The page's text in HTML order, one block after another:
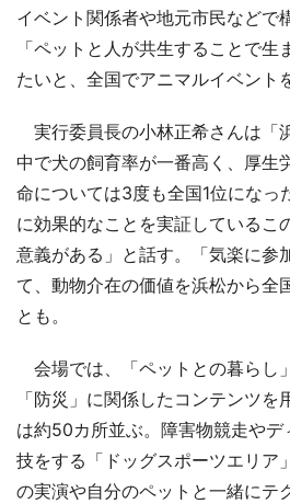
イベント関係者や地元市民などで
「ペットと人が共生することで生
たいと、全国でアニマルイベント
実行委員長の小林正希さんは「
中で犬の飼育率が一番高く、厚生
命については3度も全国1位になっ
に効果的なことを実証しているこ
意義がある」と話す。「気楽に参
て、動物介在の価値を浜松から全
とも。
会場では、「ペットとの暮らし
「防災」に関係したコンテンツを
は約50カ所並ぶ。障害物競走や
技をする「ドッグスポーツエリア
の実演や自分のペットと一緒にテ